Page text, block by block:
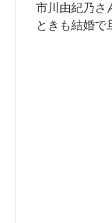
市川由紀乃さ
ときも結婚